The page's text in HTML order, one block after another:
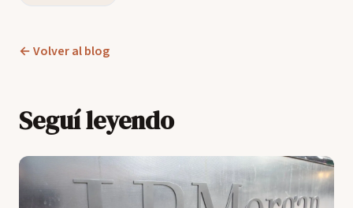
← Volver al blog
Seguí leyendo